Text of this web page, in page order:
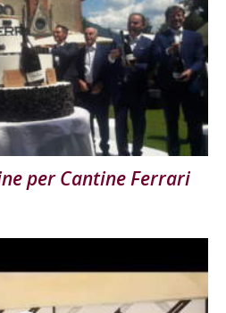
per Cantine Ferrari